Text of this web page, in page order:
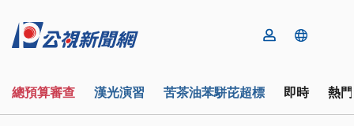
總預算審查 漢光演習 苦茶油苯駢芘超標 即時 熱